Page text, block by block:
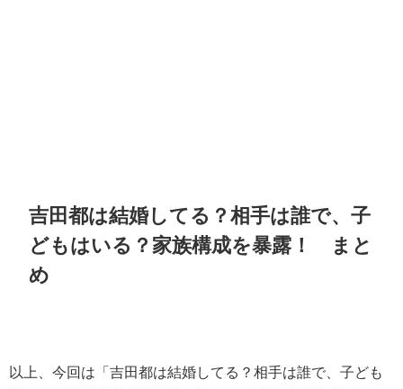
吉田都は結婚してる？相手は誰で、子
どもはいる？家族構成を暴露！
まと
め
以上、今回は「 吉田都は結婚してる？相手は誰で、子ども